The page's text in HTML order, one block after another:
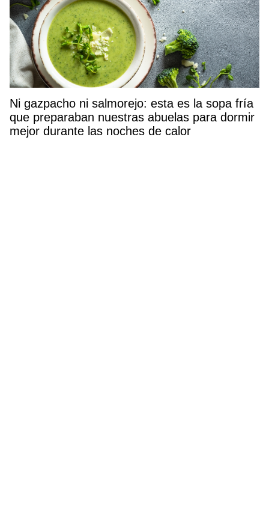
Ni gazpacho ni salmorejo: esta es la sopa fría
que preparaban nuestras abuelas para dormir
mejor durante las noches de calor